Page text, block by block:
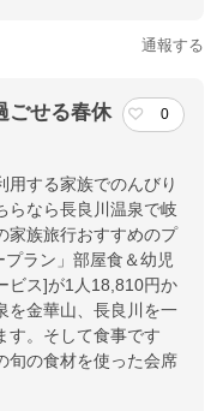
通報する
ごせる春休
0
用する家族でのんびり
らなら長良川温泉で岐
家族旅行おすすめのプ
ラン」部屋食＆幼児
ビス]が1人18,810円か
を金華山、長良川を一
す。そして食事です
旬の食材を使った会席